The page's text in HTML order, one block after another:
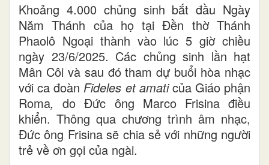
Khoảng 4.000 chủng sinh bắt đầu Ngày
Năm Thánh của họ tại Đền thờ Thánh
Phaolô Ngoại thành vào lúc 5 giờ chiều
ngày 23/6/2025. Các chủng sinh lần hạt
Mân Côi và sau đó tham dự buổi hòa nhạc
với ca đoàn Fideles et amaticủa Giáo phận
Roma,do Đức ông Marco Frisina điều
khiển. Thông qua chương trình âm nhạc,
Đức ông Frisina sẽ chia sẻ với những người
trẻ về ơn gọi của ngài.